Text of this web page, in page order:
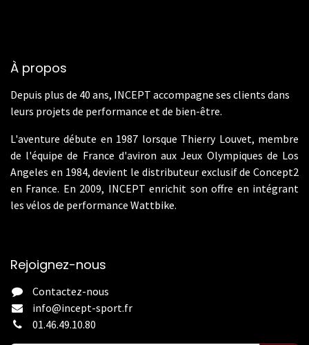
À propos
Depuis plus de 40 ans, INCEPT accompagne ses clients dans
leurs projets de performance et de bien-être.
L'aventure débute en 1987 lorsque Thierry Louvet, membre
de l'équipe de France d'aviron aux Jeux Olympiques de Los
Angeles en 1984, devient le distributeur exclusif de Concept2
en France. En 2009, INCEPT enrichit son offre en intégrant
les vélos de performance Wattbike.
Rejoignez-nous
Contactez-nous
info@incept-sport.fr
01.46.49.10.80